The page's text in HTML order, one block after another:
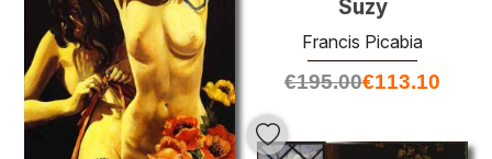
Suzy
Francis Picabia
€195.00€113.10